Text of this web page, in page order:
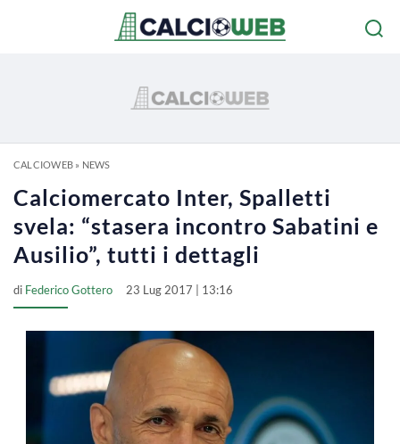
CALCIOWEB» NEWS
Calciomercato Inter, Spalletti
svela: “stasera incontro Sabatini e
Ausilio”, tutti i dettagli
di Federico Gottero 23 Lug 2017 | 13:16